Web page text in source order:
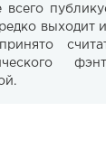
выходит